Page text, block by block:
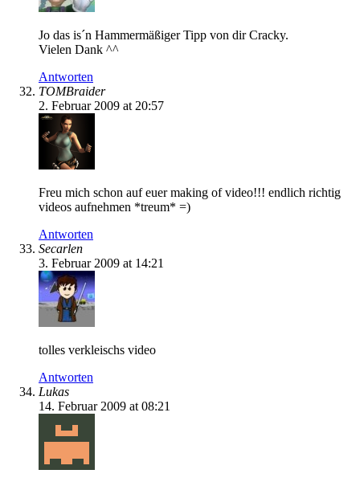
Jo das is´n Hammermäßiger Tipp von dir Cracky.
Vielen Dank ^^
Antworten
TOMBraider
2. Februar 2009 at 20:57
Freu mich schon auf euer making of video!!! endlich richtig
videos aufnehmen *treum* =)
Antworten
Secarlen
3. Februar 2009 at 14:21
tolles verkleischs video
Antworten
Lukas
14. Februar 2009 at 08:21